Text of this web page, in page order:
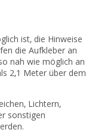
ist, die Hinweise
die Aufkleber an
nah wie möglich an
2,1 Meter über dem
Lichtern,
sonstigen